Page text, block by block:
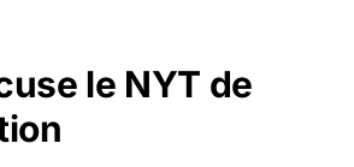
le NYT de